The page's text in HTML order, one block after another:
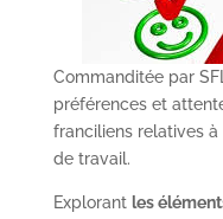
Commanditée par
préférences et
franciliens relatives
de travail.
Explorant les